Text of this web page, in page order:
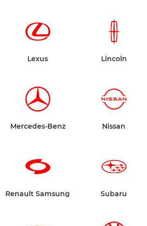
Lexus Lincoln
Mercedes-Benz Nissan
Renault Samsung Subaru